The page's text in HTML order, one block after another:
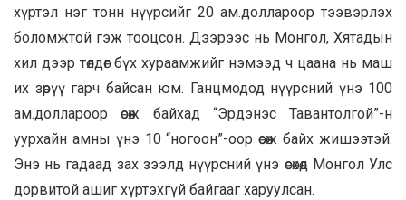
хүртэл нэг тонн нүүрсийг 20 ам.доллароор тээвэрлэх
боломжтой гэж тооцсон. Дээрээс нь Монгол, Хятадын
хил дээр төлдөг бүх хураамжийг нэмээд ч цаана нь маш
их зөрүү гарч байсан юм. Ганцмодод нүүрсний үнэ 100
ам.доллароор өсөж байхад “Эрдэнэс Тавантолгой”-н
уурхайн амны үнэ 10 “ногоон”-оор өсөж байх жишээтэй.
Энэ нь гадаад зах зээлд нүүрсний үнэ өсөхөд Монгол Улс
дорвитой ашиг хүртэхгүй байгааг харуулсан.